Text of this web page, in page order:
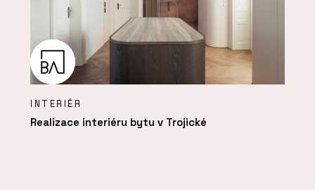
INTERIÉR
Realizace interiéru bytu v Trojické